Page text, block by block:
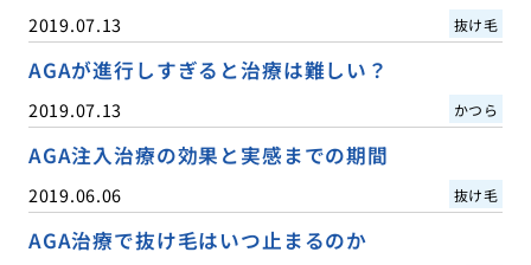
2019.07.13 抜け毛
AGAが進行しすぎると治療は難しい？
2019.07.13 かつら
AGA注入治療の効果と実感までの期間
2019.06.06 抜け毛
AGA治療で抜け毛はいつ止まるのか